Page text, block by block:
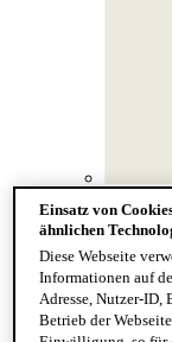
Hand &
Einsatz von
ähnlichen
Diese Webseite
Informationen auf
Adresse, Nutzer-ID,
Betrieb der